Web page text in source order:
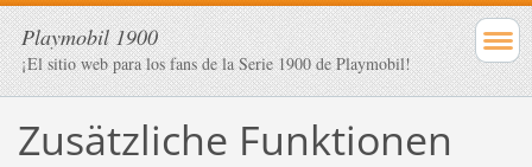
Playmobil 1900
¡El sitio web para los fans de la Serie 1900 de Playmobil!
Zusätzliche Funktionen